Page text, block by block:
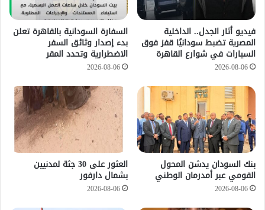
فيديو أثار الجدل.. الداخلية
المصرية تضبط سودانيًا قفز فوق
السيارات في شوارع القاهرة
2026-08-06
السفارة السودانية بالقاهرة تعلن
بدء إصدار وثائق السفر
الاضطرارية وتحدد المقر
2026-08-06
بنك السودان يدشن المحول
القومي عبر أمدرمان الوطني
2026-08-06
العثور على 30 جثة لمدنيين
بشمال دارفور
2026-08-06